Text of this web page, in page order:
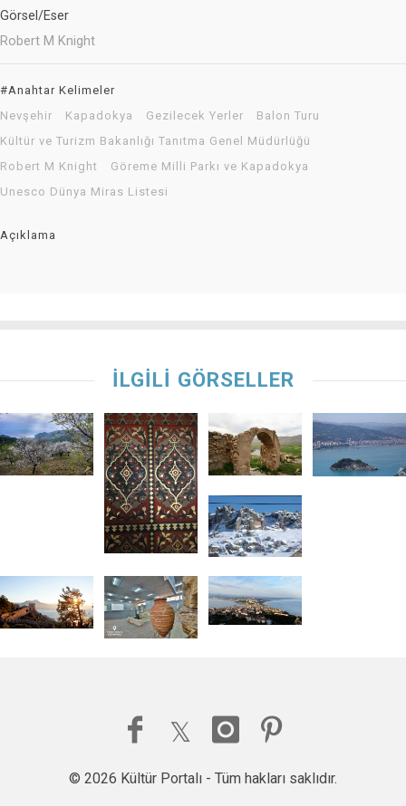
Görsel/Eser
Robert M Knight
#Anahtar Kelimeler
Nevşehir
Kapadokya Gezilecek Yerler
Balon Turu
Kültür ve Turizm Bakanlığı Tanıtma Genel Müdürlüğü
Robert M Knight
Göreme Milli Parkı ve Kapadokya
Unesco Dünya Miras Listesi
Açıklama
İLGİLİ GÖRSELLER
© 2026 Kültür Portalı - Tüm hakları saklıdır.